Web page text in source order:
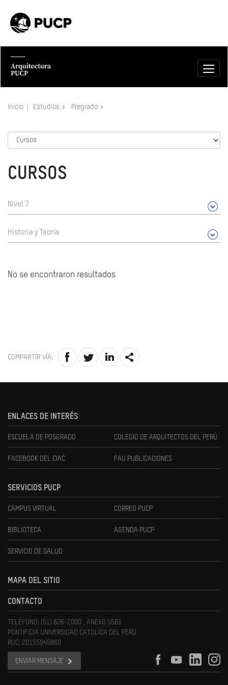
Inicio Estudios Pregrado
CURSOS
Nivel 7
Historia y Teoría
No se encontraron resultados
COMPARTIR VÍA:
ENLACES DE INTERÉS
ESCUELA DE POSGRADO COLEGIO DE ARQUITECTOS DEL PERÚ
FACEBOOK DEL CIAC FAU PUBLICACIONES
SERVICIOS PUCP
CAMPUS VIRTUAL CORREO PUCP
BIBLIOTECA AGENDA PUCP
SERVICIO DE SALUD
MAPA DEL SITIO
CONTACTO
TELÉFONO: (51) 626-2000 , ANEXO 5581
PONTIFICIA UNIVERSIDAD CATOLICA DEL PERU
RUC: 20155945860
ENVIAR MENSAJE